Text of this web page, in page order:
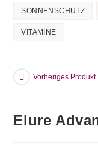
SONNENSCHUTZ
VITAMINE
Vorheriges Produkt
Elure